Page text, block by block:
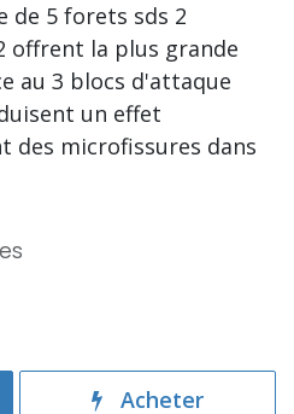
de 5 forets sds 2
offrent la plus grande
au 3 blocs d'attaque
un effet
des microfissures dans
Acheter